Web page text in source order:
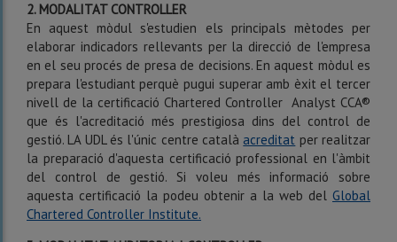
2. MODALITAT CONTROLLER
En aquest mòdul s'estudien els principals mètodes per
elaborar indicadors rellevants per la direcció de l'empresa
en el seu procés de presa de decisions. En aquest mòdul es
prepara l'estudiant perquè pugui superar amb èxit el tercer
nivell de la certificació Chartered Controller Analyst CCA®
que és l'acreditació més prestigiosa dins del control de
gestió. LA UDL és l'únic centre catalàacreditat per realitzar
la preparació d'aquesta certificació professional en l'àmbit
del control de gestió. Si voleu més informació sobre
aquesta certificació la podeu obtenir a la web del Global
Chartered Controller Institute.